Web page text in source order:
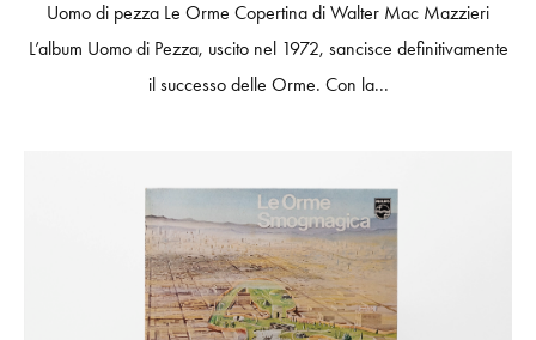
Uomo di pezza Le Orme Copertina di Walter Mac Mazzieri
L’album Uomo di Pezza, uscito nel 1972, sancisce definitivamente
il successo delle Orme. Con la...